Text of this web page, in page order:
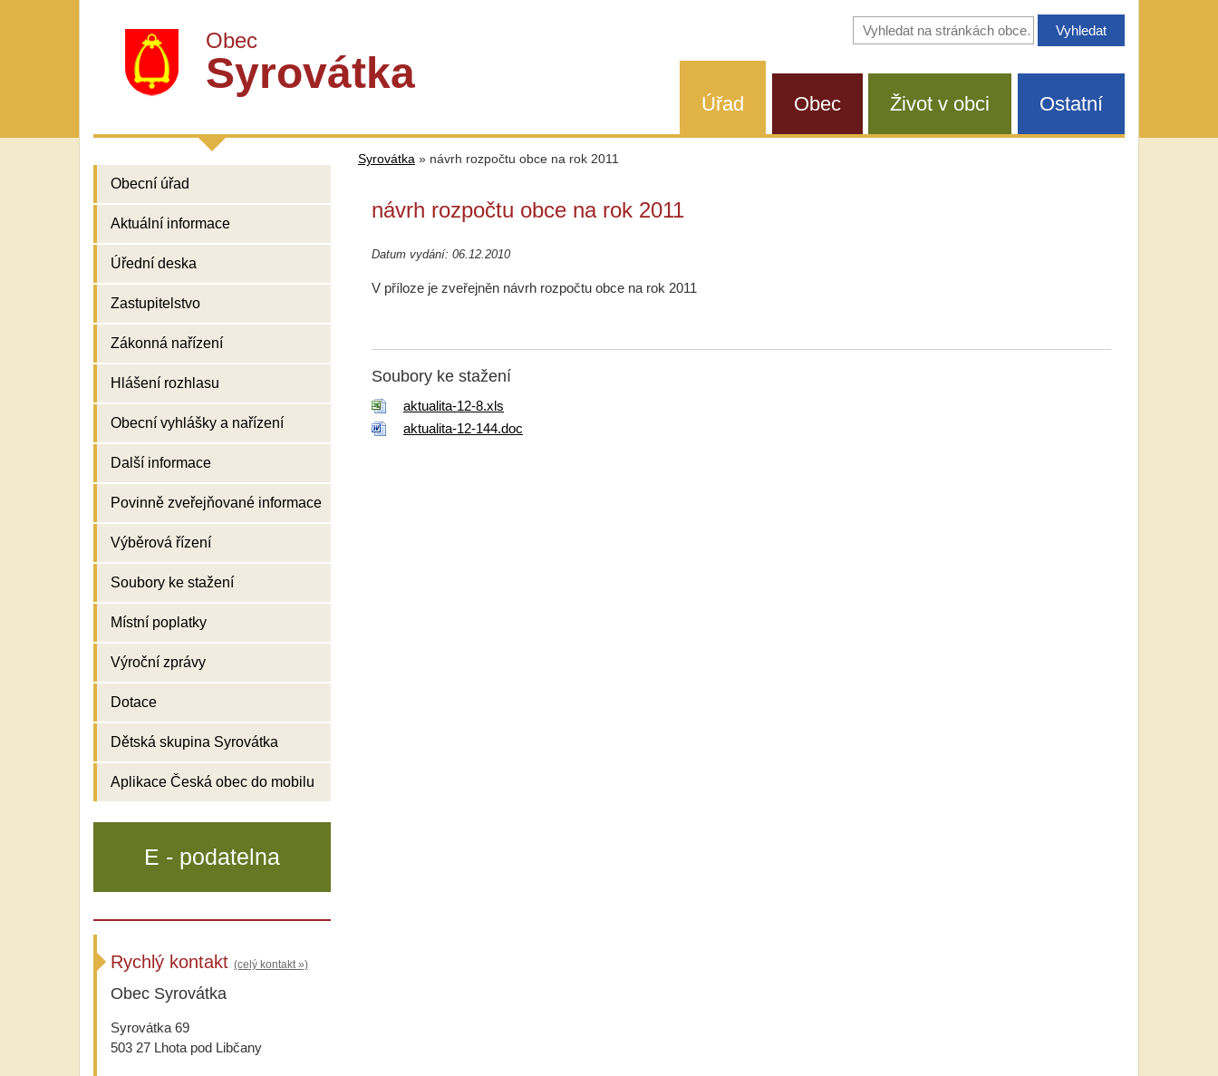
Obec
Syrovátka
Vyhledávání
na
Úřad Obec Život v obci Ostatní
Obecní úřad
Aktuální informace
Úřední deska
Zastupitelstvo
Zákonná nařízení
Hlášení rozhlasu
Obecní vyhlášky a nařízení
Další informace
Povinně zveřejňované informace
Výběrová řízení
Soubory ke stažení
Místní poplatky
Výroční zprávy
Dotace
Dětská skupina Syrovátka
Aplikace Česká obec do mobilu
Syrovátka » návrh rozpočtu obce na rok 2011
návrh rozpočtu obce na rok 2011
Datum vydání: 06.12.2010
V příloze je zveřejněn návrh rozpočtu obce na rok 2011
Soubory ke stažení
aktualita-12-8.xls
aktualita-12-144.doc
E - podatelna
Rychlý kontakt (celý kontakt »)
Obec Syrovátka
Syrovátka 69
503 27 Lhota pod Libčany